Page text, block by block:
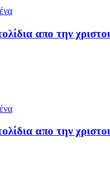
απο την
απο την